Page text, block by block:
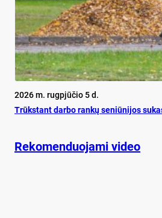
2026 m. rugpjūčio 5 d.
Trūks­tant dar­bo ran­kų se­niū­ni­jos
Rekomenduojami video